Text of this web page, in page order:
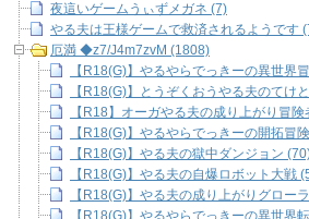
夜這いゲームうぃずメガネ (7)
やる夫は王様ゲームで救済されるようです
厄満 ◆z7/J4m7zvM (1808)
【R18(G)】やるやらでっきーの異世界
【R18(G)】とうぞくおうやる夫のてけ
【R18】オーガやる夫の成り上がり冒
【R18(G)】やるやらでっきーの開拓冒険
【R18(G)】やる夫の獄中ダンジョン
【R18(G)】やる夫の自爆ロボット大戦
【R18(G)】やる夫の成り上がりグロー
【R18(G)】やるやらでっきーの異世界